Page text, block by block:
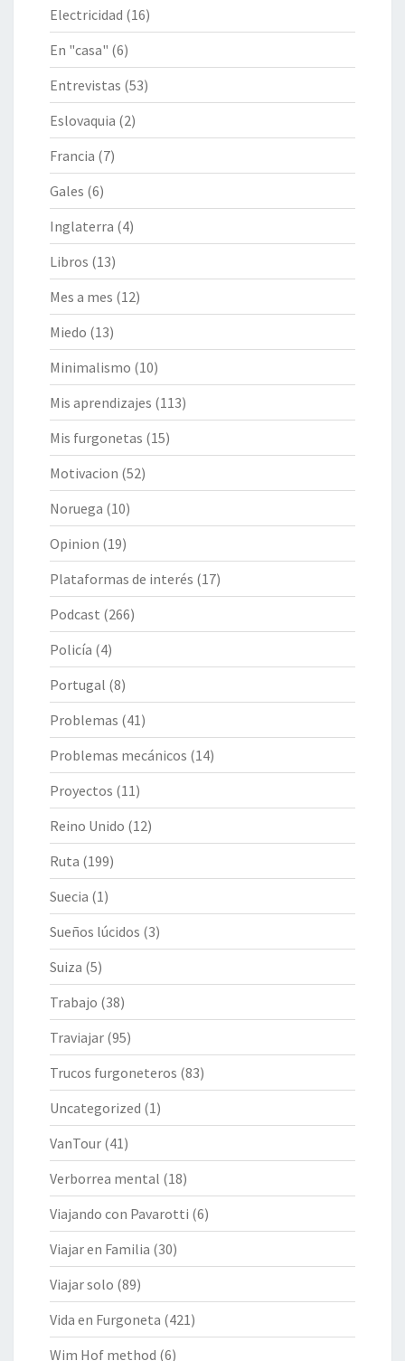
Electricidad (16)
En "casa" (6)
Entrevistas (53)
Eslovaquia (2)
Francia (7)
Gales (6)
Inglaterra (4)
Libros (13)
Mes a mes (12)
Miedo (13)
Minimalismo (10)
Mis aprendizajes (113)
Mis furgonetas (15)
Motivacion (52)
Noruega (10)
Opinion (19)
Plataformas de interés (17)
Podcast (266)
Policía (4)
Portugal (8)
Problemas (41)
Problemas mecánicos (14)
Proyectos (11)
Reino Unido (12)
Ruta (199)
Suecia (1)
Sueños lúcidos (3)
Suiza (5)
Trabajo (38)
Traviajar (95)
Trucos furgoneteros (83)
Uncategorized (1)
VanTour (41)
Verborrea mental (18)
Viajando con Pavarotti (6)
Viajar en Familia (30)
Viajar solo (89)
Vida en Furgoneta (421)
Wim Hof method (6)